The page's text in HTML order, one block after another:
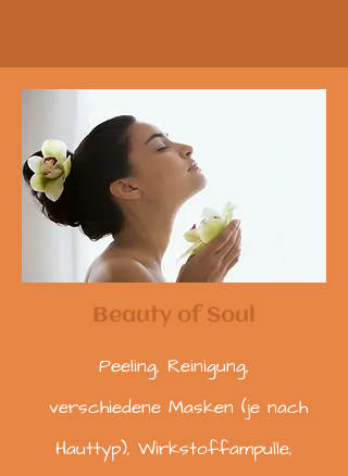
Beauty of Soul
Peeling, Reinigung,
verschiedene Masken (je nach
Hauttyp), Wirkstoffampulle,